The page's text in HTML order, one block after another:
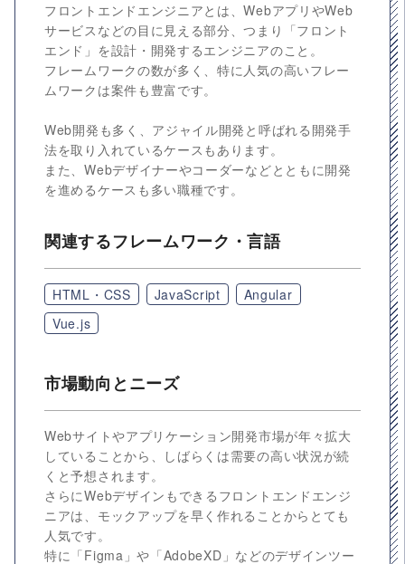
フロントエンドエンジニアとは、WebアプリやWeb
サービスなどの目に見える部分、つまり「フロント
エンド」を設計・開発するエンジニアのこと。
フレームワークの数が多く、特に人気の高いフレー
ムワークは案件も豊富です。
Web開発も多く、アジャイル開発と呼ばれる開発手
法を取り入れているケースもあります。
また、Webデザイナーやコーダーなどとともに開発
を進めるケースも多い職種です。
関連するフレームワーク・言語
HTML・CSS JavaScript
Angular
Vue.js
市場動向とニーズ
Webサイトやアプリケーション開発市場が年々拡大
していることから、しばらくは需要の高い状況が続
くと予想されます。
さらにWebデザインもできるフロントエンドエンジ
ニアは、モックアップを早く作れることからとても
人気です。
特に「Figma」や「AdobeXD」などのデザインツー